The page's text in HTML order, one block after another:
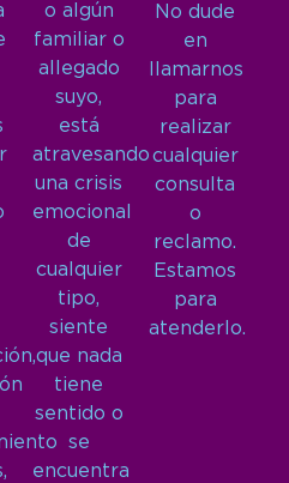
o algún
familiar o
allegado
suyo,
está
atravesando
una crisis
emocional
de
cualquier
tipo,
siente
que nada
tiene
sentido o
se
encuentra
No dude
en
llamarnos
para
realizar
cualquier
consulta
o
reclamo.
Estamos
para
atenderlo.